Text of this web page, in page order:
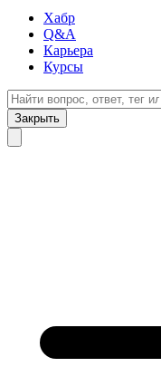
Хабр
Q&A
Карьера
Курсы
Закрыть